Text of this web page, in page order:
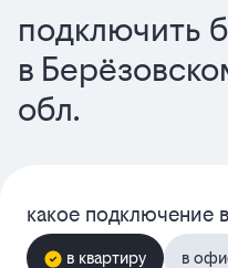
подключить
в
обл.
какое подключение
в квартиру в